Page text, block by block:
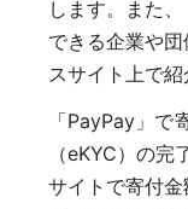
します。また
できる企業や
スサイト上で紹
「PayPay」で
（eKYC）の
サイトで寄付